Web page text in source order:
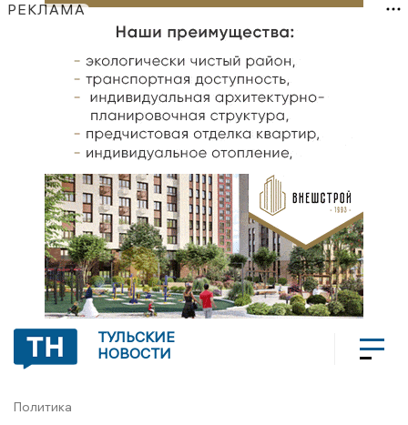
РЕКЛАМА
ТУЛЬСКИЕ
НОВОСТИ
Политика